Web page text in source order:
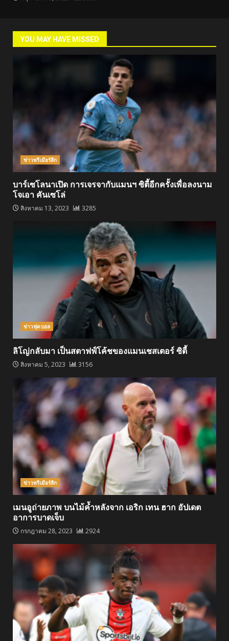
YOU MAY HAVE MISSED
ข่าวพรีเมียร์ลีก
บาร์เซโลนาเปิด การเจรจากับแมนฯ ซิตี้อีกครั้งเพื่อลงนาม
โจเอา คันเซโล่
สิงหาคม 13, 2023 3285
ข่าวฟุตบอล
ลิโญ่กลับมา เป็นสตาฟฟ์โค้ชของแมนเชสเตอร์ ซิตี้
สิงหาคม 5, 2023 3156
ข่าวพรีเมียร์ลีก
เมนอูถ่ายภาพ บนไม้ค้ำหลังจาก เอริก เทน ฮาก อัปเดต
อาการบาดเจ็บ
กรกฎาคม 28, 2023 2924